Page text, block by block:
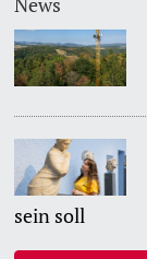
sein soll